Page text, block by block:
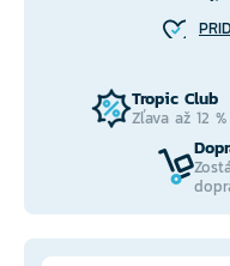
Tropic Club
Zľava až 12 %